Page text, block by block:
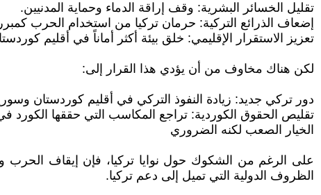
تقليل الخسائر البشرية: وقف إراقة الدماء وحماية المدنيين.
إضعاف الذرائع التركية: حرمان تركيا من استخدام الحرب
تعزيز الاستقرار الإقليمي: خلق بيئة أكثر أماناً في أقليم
لكن هناك مخاوف من أن يؤدي هذا القرار إلى:
دور تركي جديد: زيادة النفوذ التركي في أقليم كوردستان
تقليص الحقوق الكوردية: تراجع المكاسب التي حققها الكورد
الخيار الصعب لكنه الضروري
على الرغم من الشكوك حول نوايا تركيا، فإن إيقاف
الظروف الدولية التي تميل إلى دعم تركيا.